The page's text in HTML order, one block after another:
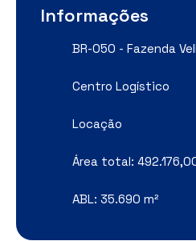
Informações
BR-050 - Fazenda
Centro Logístico
Locação
Área total:
ABL: 35.690 m²